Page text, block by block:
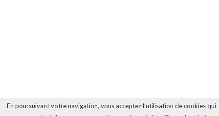
En poursuivant votre navigation, vous acceptez l’utilisation de cookies qui